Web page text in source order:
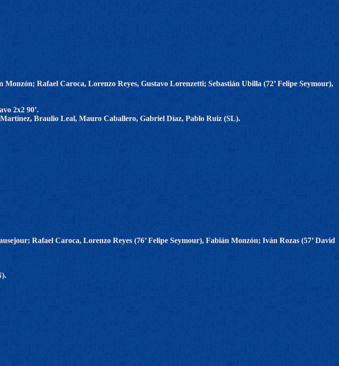
Rafael Caroca, Lorenzo Reyes, Gustavo Lorenzetti; Sebastián Ubilla (72’ Felipe Seymour),
2x2 90’.
Braulio Leal, Mauro Caballero, Gabriel Díaz, Pablo Ruiz (SL).
Rafael Caroca, Lorenzo Reyes (76’ Felipe Seymour), Fabián Monzón; Iván Rozas (57’ David